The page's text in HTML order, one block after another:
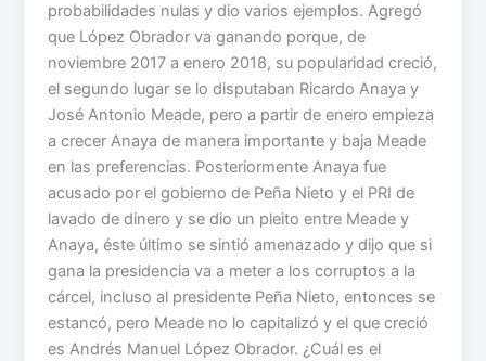
probabilidades nulas y dio varios ejemplos. Agregó
que López Obrador va ganando porque, de
noviembre 2017 a enero 2018, su popularidad creció,
el segundo lugar se lo disputaban Ricardo Anaya y
José Antonio Meade, pero a partir de enero empieza
a crecer Anaya de manera importante y baja Meade
en las preferencias. Posteriormente Anaya fue
acusado por el gobierno de Peña Nieto y el PRI de
lavado de dinero y se dio un pleito entre Meade y
Anaya, éste último se sintió amenazado y dijo que si
gana la presidencia va a meter a los corruptos a la
cárcel, incluso al presidente Peña Nieto, entonces se
estancó, pero Meade no lo capitalizó y el que creció
es Andrés Manuel López Obrador. ¿Cuál es el